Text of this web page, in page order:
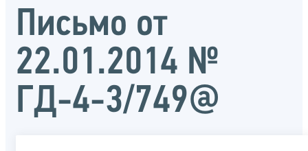
Письмо от
22.01.2014 №
ГД-4-3/749@